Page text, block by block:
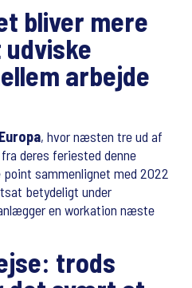
bliver mere
arbejde
, hvor næsten tre ud af
deres feriested denne
sammenlignet med 2022
betydeligt under
en workation næste
trods